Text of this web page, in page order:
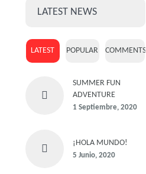
LATEST NEWS
LATEST POPULAR COMMENTS
SUMMER FUN
ADVENTURE
1 Septiembre, 2020
¡HOLA MUNDO!
5 Junio, 2020